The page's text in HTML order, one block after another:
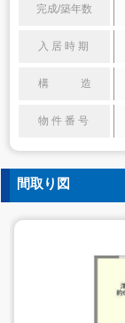
完成/築年数
入居時期
構 造
物件番号
間取り図